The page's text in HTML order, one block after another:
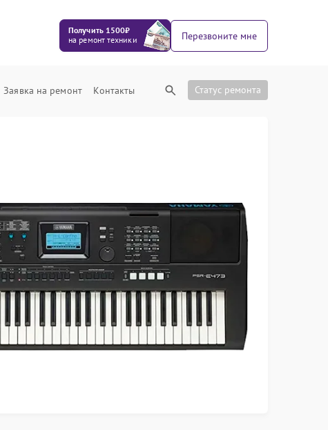
Получить 1500₽
на ремонт техники
Перезвоните мне
Заявка на ремонт Контакты Статус ремонта